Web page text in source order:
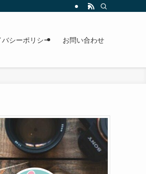
バシーポリシー お問い合わせ